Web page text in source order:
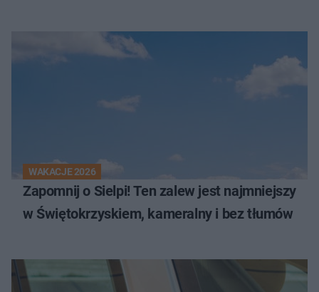
WAKACJE 2026
Zapomnij o Sielpi! Ten zalew jest najmniejszy
w Świętokrzyskiem, kameralny i bez tłumów